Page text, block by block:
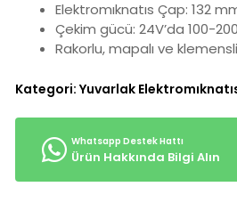
Elektromıknatıs Çap: 132
Çekim gücü: 24V’da 100-
Rakorlu, mapalı ve
Kategori:Yuvarlak
Ürün Hakkında Bilgi Alın